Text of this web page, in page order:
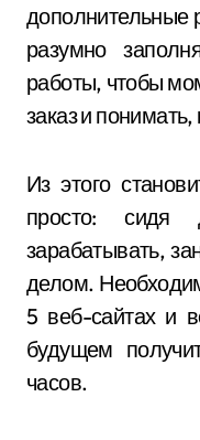
дополнительные
разумно
работы, чтобы
заказ и
Из этого
просто: сидя
зарабатывать,
делом.
5 веб-сайтах и
будущем
часов.